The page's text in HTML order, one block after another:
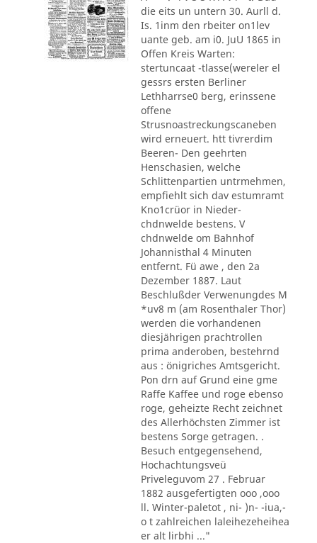
die eits un untern 30. Aurll d.
Is. 1inm den rbeiter on1lev
uante geb. am i0. JuU 1865 in
Offen Kreis Warten:
stertuncaat -tlasse(wereler el
gessrs ersten Berliner
Lethharrse0 berg, erinssene
offene
Strusnoastreckungscaneben
wird erneuert. htt tivrerdim
Beeren- Den geehrten
Henschasien, welche
Schlittenpartien untrmehmen,
empfiehlt sich dav estumramt
Kno1crüor in Nieder-
chdnwelde bestens. V
chdnwelde om Bahnhof
Johannisthal 4 Minuten
entfernt. Fü awe , den 2a
Dezember 1887. Laut
Beschlußder Verwenungdes M
*uv8 m (am Rosenthaler Thor)
werden die vorhandenen
diesjährigen prachtrollen
prima anderoben, bestehrnd
aus : önigriches Amtsgericht.
Pon drn auf Grund eine gme
Raffe Kaffee und roge ebenso
roge, geheizte Recht zeichnet
des Allerhöchsten Zimmer ist
bestens Sorge getragen. .
Besuch entgegensehend,
Hochachtungsveü
Priveleguvom 27 . Februar
1882 ausgefertigten ooo ,ooo
ll. Winter-paletot , ni- )n- -iua,-
o t zahlreichen laleihezeheihea
er alt lirbhi ..."